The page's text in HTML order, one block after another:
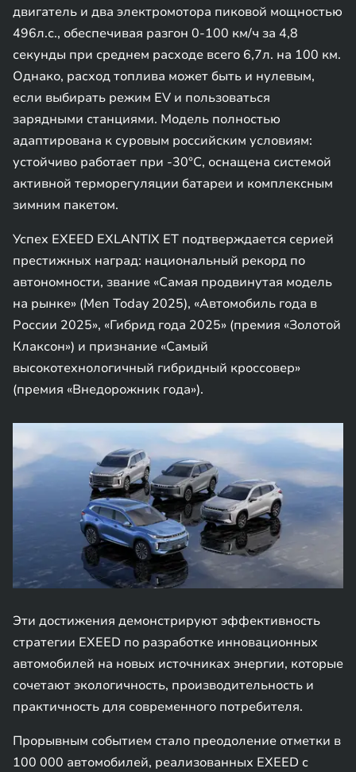
двигатель и два электромотора пиковой мощностью
496л.с., обеспечивая разгон 0-100 км/ч за 4,8
секунды при среднем расходе всего 6,7л. на 100 км.
Однако, расход топлива может быть и нулевым,
если выбирать режим EV и пользоваться
зарядными станциями. Модель полностью
адаптирована к суровым российским условиям:
устойчиво работает при -30°C, оснащена системой
активной терморегуляции батареи и комплексным
зимним пакетом.
Успех EXEED EXLANTIX ET подтверждается серией
престижных наград: национальный рекорд по
автономности, звание «Самая продвинутая модель
на рынке» (Men Today 2025), «Автомобиль года в
России 2025», «Гибрид года 2025» (премия «Золотой
Клаксон») и признание «Самый
высокотехнологичный гибридный кроссовер»
(премия «Внедорожник года»).
Эти достижения демонстрируют эффективность
стратегии EXEED по разработке инновационных
автомобилей на новых источниках энергии, которые
сочетают экологичность, производительность и
практичность для современного потребителя.
Прорывным событием стало преодоление отметки в
100 000 автомобилей, реализованных EXEED с